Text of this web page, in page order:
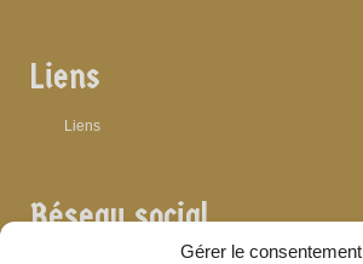
Gérer le consentement
Liens
Liens
Réseau social